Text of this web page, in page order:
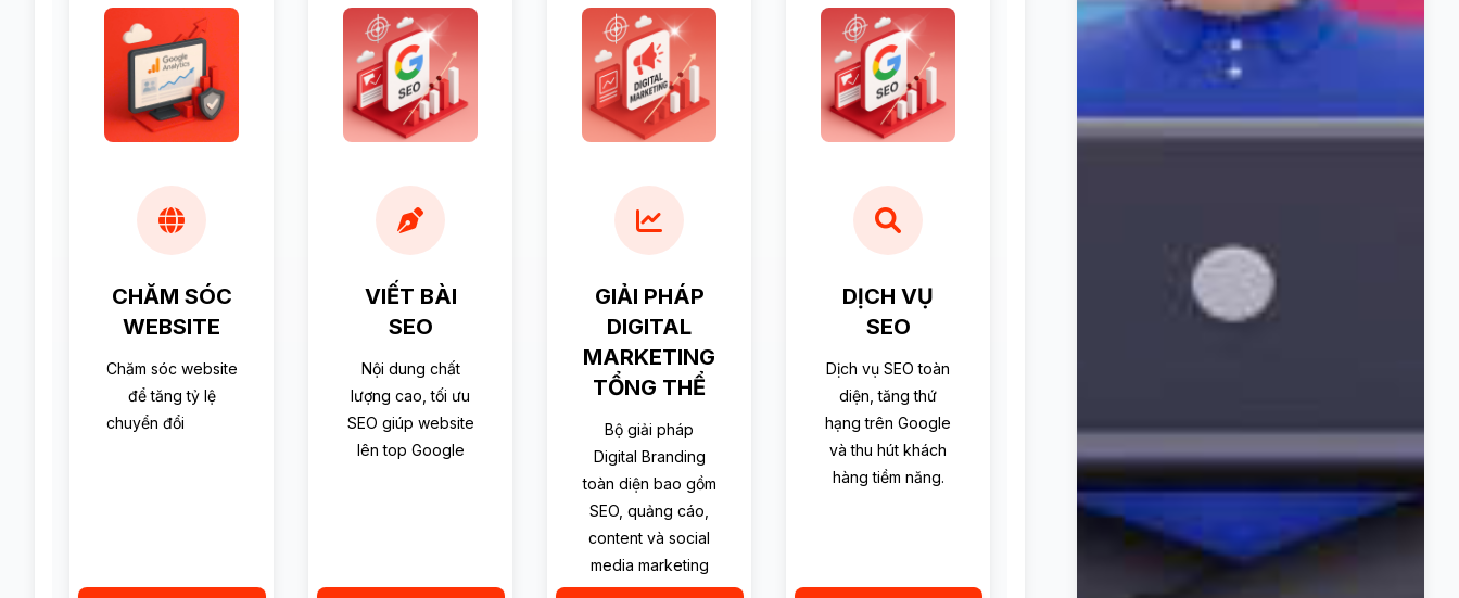
CHĂM SÓC
WEBSITE
Chăm sóc website
để tăng tỷ lệ
chuyển đổi
VIẾT BÀI
SEO
Nội dung chất
lượng cao, tối ưu
SEO giúp website
lên top Google
GIẢI PHÁP
DIGITAL
MARKETING
TỔNG THỂ
Bộ giải pháp
Digital Branding
toàn diện bao gồm
SEO, quảng cáo,
content và social
media marketing
DỊCH VỤ
SEO
Dịch vụ SEO toàn
diện, tăng thứ
hạng trên Google
và thu hút khách
hàng tiềm năng.